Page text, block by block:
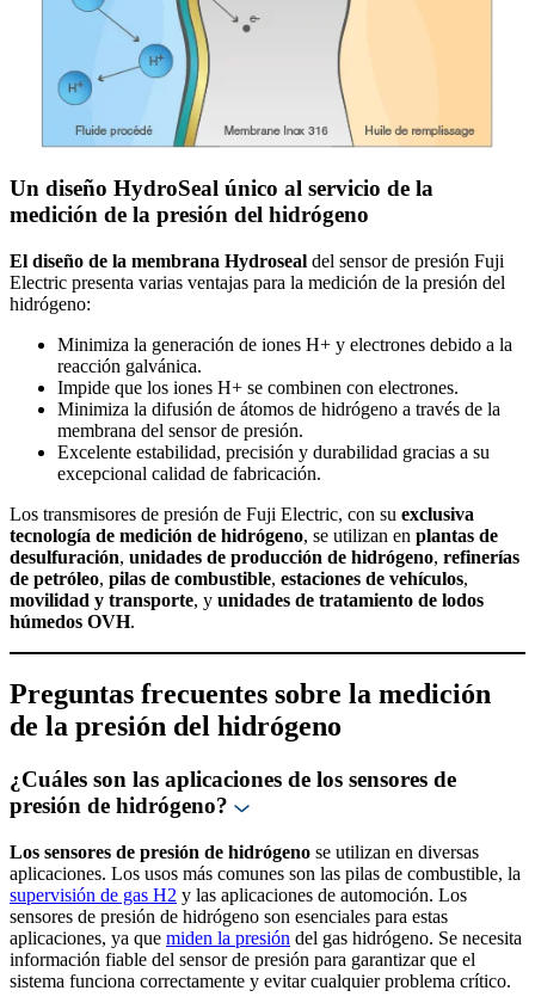
Un diseño HydroSeal único al servicio de la
medición de la presión del hidrógeno
El diseño de la membrana Hydroseal del sensor de presión Fuji
Electric presenta varias ventajas para la medición de la presión del
hidrógeno:
Minimiza la generación de iones H+ y electrones debido a la
reacción galvánica.
Impide que los iones H+ se combinen con electrones.
Minimiza la difusión de átomos de hidrógeno a través de la
membrana del sensor de presión.
Excelente estabilidad, precisión y durabilidad gracias a su
excepcional calidad de fabricación.
Los transmisores de presión de Fuji Electric, con su exclusiva
tecnología de medición de hidrógeno, se utilizan en plantas de
desulfuración, unidades de producción de hidrógeno, refinerías
de petróleo, pilas de combustible, estaciones de vehículos,
movilidad y transporte, y unidades de tratamiento de lodos
húmedos OVH.
Preguntas frecuentes sobre la medición
de la presión del hidrógeno
¿Cuáles son las aplicaciones de los sensores de
presión de hidrógeno?
Los sensores de presión de hidrógeno se utilizan en diversas
aplicaciones. Los usos más comunes son las pilas de combustible, la
supervisión de gas H2 y las aplicaciones de automoción. Los
sensores de presión de hidrógeno son esenciales para estas
aplicaciones, ya que miden la presión del gas hidrógeno. Se necesita
información fiable del sensor de presión para garantizar que el
sistema funciona correctamente y evitar cualquier problema crítico.